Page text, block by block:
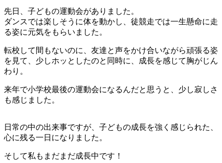
先日、子どもの運動会がありました。
ダンスでは楽しそうに体を動かし、徒競走では一生懸命に走
る姿に元気をもらいました。
転校して間もないのに、友達と声をかけ合いながら頑張る姿
を見て、少しホッとしたのと同時に、成長を感じて胸がじん
わり。
来年で小学校最後の運動会になるんだと思うと、少し寂しさ
も感じました。
日常の中の出来事ですが、子どもの成長を強く感じられた、
心に残る一日になりました。
そして私もまだまだ成長中です！